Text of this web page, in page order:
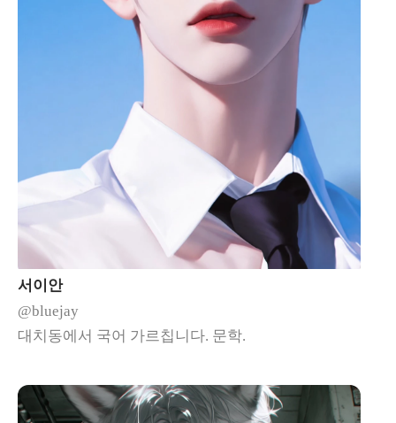
서이안
@bluejay
대치동에서 국어 가르칩니다. 문학.